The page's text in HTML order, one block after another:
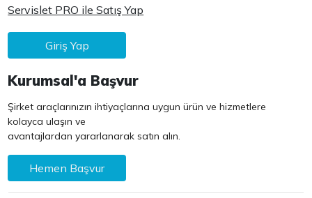
Servislet PRO ile Satış Yap
Giriş Yap
Kurumsal'a Başvur
Şirket araçlarınızın ihtiyaçlarına uygun ürün ve hizmetlere
kolayca ulaşın ve
avantajlardan yararlanarak satın alın.
Hemen Başvur